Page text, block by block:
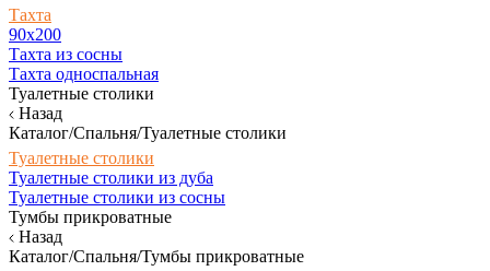
Тахта
90х200
Тахта из сосны
Тахта односпальная
Туалетные столики
Назад
Каталог/Спальня/Туалетные столики
Туалетные столики
Туалетные столики из дуба
Туалетные столики из сосны
Тумбы прикроватные
Назад
Каталог/Спальня/Тумбы прикроватные